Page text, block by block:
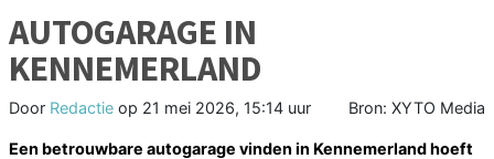
AUTOGARAGE IN
KENNEMERLAND
Door Redactie op 21 mei 2026, 15:14 uur Bron: XYTO Media
Een betrouwbare autogarage vinden in Kennemerland hoeft